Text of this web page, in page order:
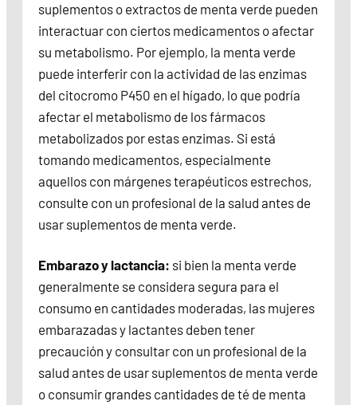
suplementos o extractos de menta verde pueden
interactuar con ciertos medicamentos o afectar
su metabolismo. Por ejemplo, la menta verde
puede interferir con la actividad de las enzimas
del citocromo P450 en el hígado, lo que podría
afectar el metabolismo de los fármacos
metabolizados por estas enzimas. Si está
tomando medicamentos, especialmente
aquellos con márgenes terapéuticos estrechos,
consulte con un profesional de la salud antes de
usar suplementos de menta verde.
Embarazo y lactancia: si bien la menta verde
generalmente se considera segura para el
consumo en cantidades moderadas, las mujeres
embarazadas y lactantes deben tener
precaución y consultar con un profesional de la
salud antes de usar suplementos de menta verde
o consumir grandes cantidades de té de menta